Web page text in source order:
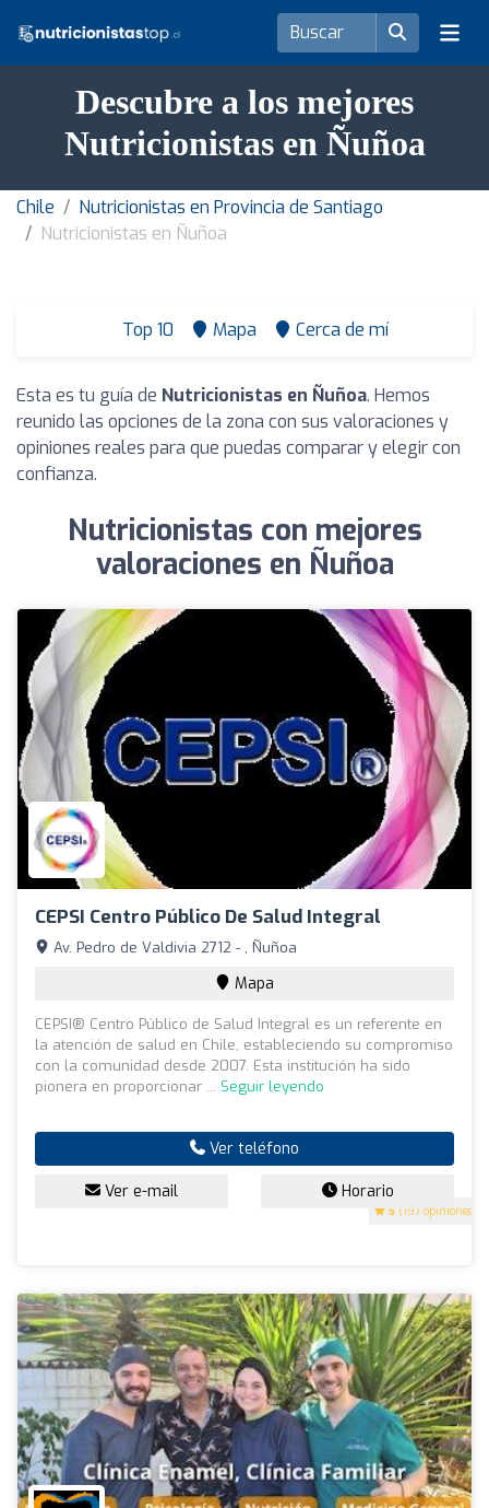
Descubre a los mejores
Nutricionistas en Ñuñoa
Chile
Nutricionistas en Provincia de Santiago
Nutricionistas en Ñuñoa
Top 10 Mapa Cerca de mí
Esta es tu guía de Nutricionistas en Ñuñoa. Hemos
reunido las opciones de la zona con sus valoraciones y
opiniones reales para que puedas comparar y elegir con
confianza.
Nutricionistas con mejores
valoraciones en Ñuñoa
CEPSI Centro Público De Salud Integral
5 (197 opiniones)
Av. Pedro de Valdivia 2712 - , Ñuñoa
Mapa
CEPSI® Centro Público de Salud Integral es un referente en
la atención de salud en Chile, estableciendo su compromiso
con la comunidad desde 2007. Esta institución ha sido
pionera en proporcionar ... Seguir leyendo
Ver teléfono
Ver e-mail Horario